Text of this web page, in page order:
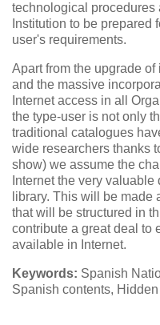
technological procedures
Institution to be prepared
user's requirements.
Apart from the upgrade
and the massive
Internet access in all
the type-user is not only
traditional catalogues
wide researchers thanks
show) we assume the
Internet the very
library. This will be made
that will be structured in
contribute a great deal to
available in Internet.
Keywords: Spanish
Spanish contents,